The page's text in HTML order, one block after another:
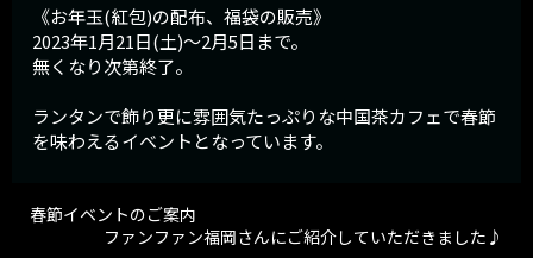
《お年玉(紅包)の配布、福袋の販売》
2023年1月21日(土)〜2月5日まで。
無くなり次第終了。
ランタンで飾り更に雰囲気たっぷりな中国茶カフェで春節
を味わえるイベントとなっています。
春節イベントのご案内
ファンファン福岡さんにご紹介していただきました♪